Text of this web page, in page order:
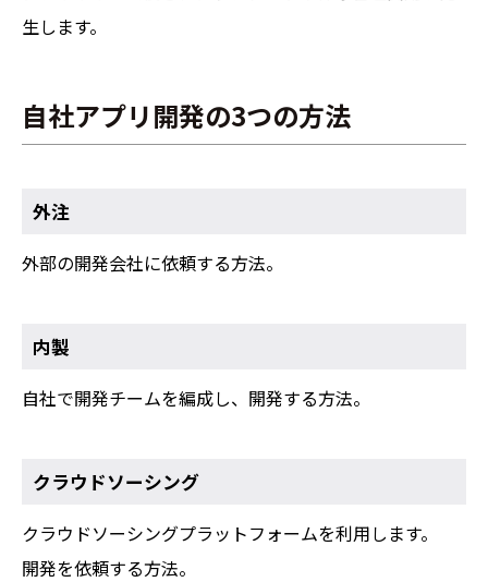
生します。
自社アプリ開発の3つの方法
外注
外部の開発会社に依頼する方法。
内製
自社で開発チームを編成し、開発する方法。
クラウドソーシング
クラウドソーシングプラットフォームを利用します。
開発を依頼する方法。